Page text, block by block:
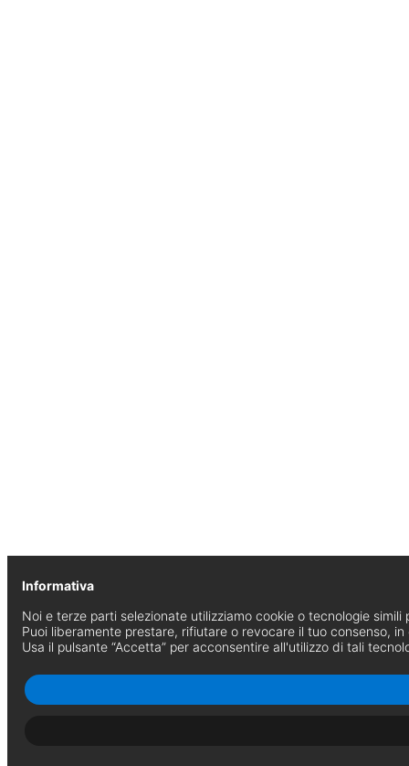
Informativa
Noi e terze parti selezionate utilizziamo cookie o tecnologie
Puoi liberamente prestare, rifiutare o revocare il tuo consenso, in
Usa il pulsante “Accetta” per acconsentire all'utilizzo di tali